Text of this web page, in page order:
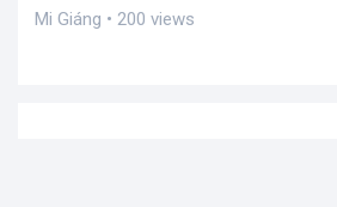
Mi Giáng • 200 views